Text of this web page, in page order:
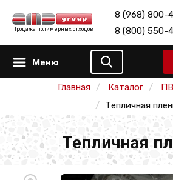
Продажа полимерных отходов
8 (968) 800-
8 (800) 550-
Меню
Главная Каталог
Тепличная
Тепличная